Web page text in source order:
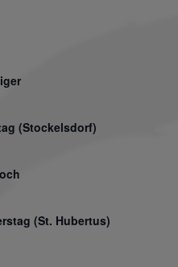
(Stockelsdorf)
(St. Hubertus)